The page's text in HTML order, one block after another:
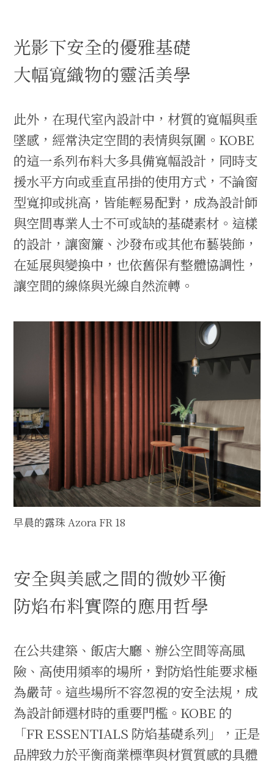
光影下安全的優雅基礎
大幅寬織物的靈活美學
此外，在現代室內設計中，材質的寬幅與垂
墜感，經常決定空間的表情與氛圍。KOBE
的這一系列布料大多具備寬幅設計，同時支
援水平方向或垂直吊掛的使用方式，不論窗
型寬抑或挑高，皆能輕易配對，成為設計師
與空間專業人士不可或缺的基礎素材。這樣
的設計，讓窗簾、沙發布或其他布藝裝飾，
在延展與變換中，也依舊保有整體協調性，
讓空間的線條與光線自然流轉。
早晨的露珠 Azora FR 18
安全與美感之間的微妙平衡
防焰布料實際的應用哲學
在公共建築、飯店大廳、辦公空間等高風
險、高使用頻率的場所，對防焰性能要求極
為嚴苛。這些場所不容忽視的安全法規，成
為設計師選材時的重要門檻。KOBE 的
「FR ESSENTIALS 防焰基礎系列」，正是
品牌致力於平衡商業標準與材質質感的具體